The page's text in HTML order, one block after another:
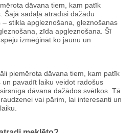
dāvana tiem, kam patīk
Šajā sadaļā atradīsi dažādu
stikla apgleznošana, gleznošanas
zīda apgleznošana. Šī
izmēģināt ko jaunu un
piemērota dāvana tiem, kam patīk
un pavadīt laiku veidot radošus
dāvana dažādos svētkos. Tā
vai pārim, lai interesanti un